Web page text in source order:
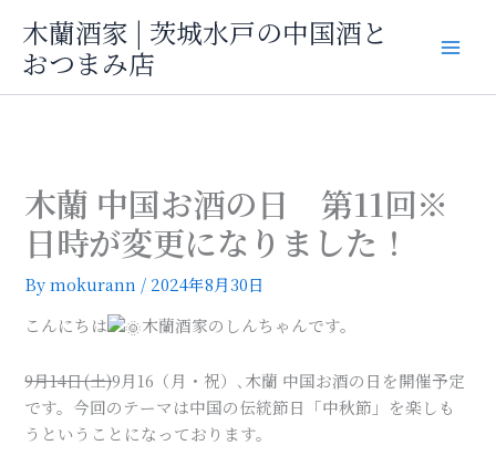
ス
木蘭酒家 | 茨城水戸の中国酒と
おつまみ店
木蘭 中国お酒の日 第11回※
日時が変更になりました！
Bymokurann / 2024年8月30日
こんにちは
木蘭酒家のしんちゃんです。
9月14日(土)9月16（月・祝）､木蘭 中国お酒の日を開催予定
です。今回のテーマは中国の伝統節日「中秋節」を楽しも
うということになっております。